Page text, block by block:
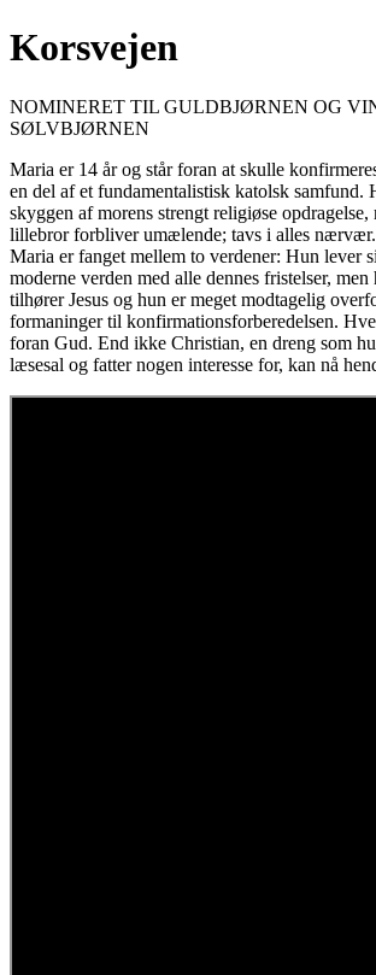
Korsvejen
NOMINERET TIL GULDBJØRNEN OG
SØLVBJØRNEN
Maria er 14 år og står foran at skulle
en del af et fundamentalistisk katolsk samfund.
skyggen af morens strengt religiøse opdragelse,
lillebror forbliver umælende; tavs i alles nærvær.
Maria er fanget mellem to verdener: Hun lever
moderne verden med alle dennes fristelser, men
tilhører Jesus og hun er meget modtagelig
formaninger til konfirmationsforberedelsen.
foran Gud. End ikke Christian, en dreng som
læsesal og fatter nogen interesse for, kan nå